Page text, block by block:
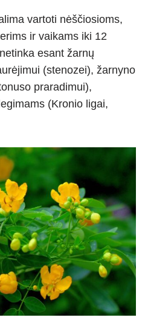
vartoti nėščiosioms,
ir vaikams iki 12
esant žarnų
(stenozei), žarnyno
praradimui),
(Kronio ligai,